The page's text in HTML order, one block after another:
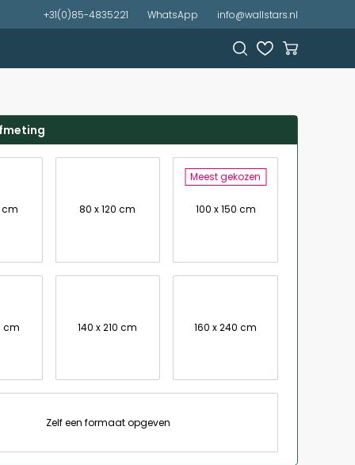
+31(0)85-4835221 WhatsApp info@wallstars.nl
cm 80 x 120 cm
Meest gekozen
100 x 150 cm
cm 140 x 210 cm 160 x 240 cm
Zelf een formaat opgeven